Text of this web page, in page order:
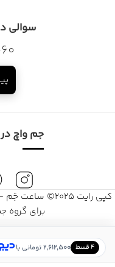
سوالی
جم واچ
کپی رایت
برای
۴ قسط 2,612,500 تومانی با